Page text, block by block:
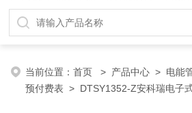
当前位置：首页 > 产品中心 > 电能
预付费表 > DTSY1352-Z安科瑞电子